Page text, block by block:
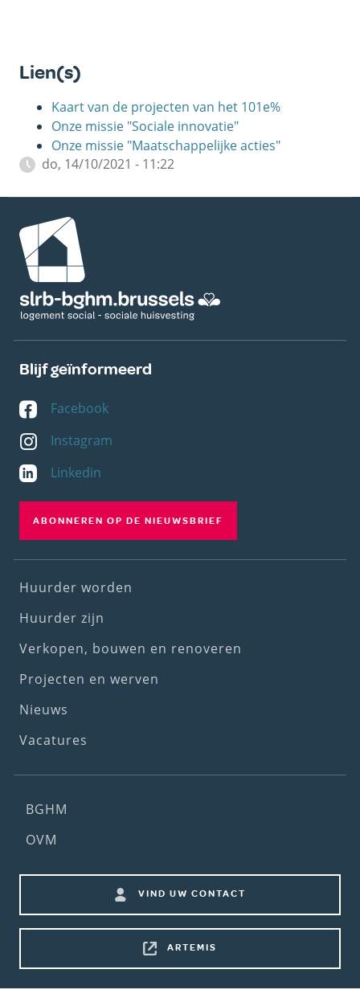
Lien(s)
Kaart van de projecten van het 101e%
Onze missie "Sociale innovatie"
Onze missie "Maatschappelijke acties"
do, 14/10/2021 - 11:22
Afbeelding
Blijf geïnformeerd
Facebook
Instagram
Linkedin
ABONNEREN OP DE NIEUWSBRIEF
Footer
(1st
menu)
Huurder worden
Huurder zijn
Verkopen, bouwen en renoveren
Projecten en werven
Nieuws
Vacatures
Footer
(2nd
BGHM
OVM
shortcuts
VIND UW CONTACT
ARTEMIS